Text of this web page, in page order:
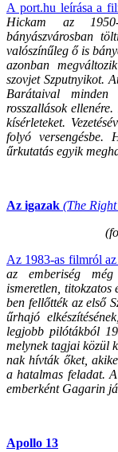
A port.hu leírása a
Hickam az
bányászvárosban
valószínűleg ő is
azonban
szovjet Szputnyikot.
Barátaival
rosszallások
kísérleteket.
folyó versengésbe.
űrkutatás egyik
Az igazak (The
Az 1983-as filmról
az emberiség
ismeretlen, titokzatos
ben fellőtték az első
űrhajó
legjobb pilótákból
melynek tagjai közül
nak hívták őket,
a hatalmas feladat.
emberként Gagarin
Apollo 13